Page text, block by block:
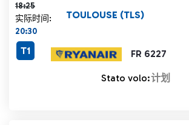
18:25
实际时间:
20:30
FR 6227
TOULOUSE (TLS)
T1
Stato volo:计划